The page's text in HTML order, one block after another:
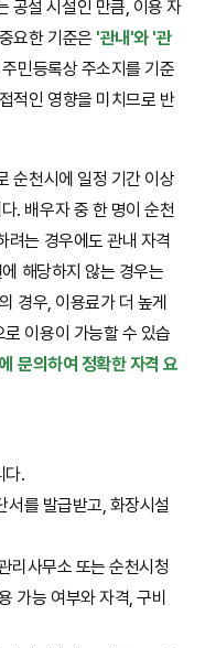
공설 시설인 만큼, 이용 자
요한 기준은 '관내'와 '관
민등록상 주소지를 기준
적인 영향을 미치므로 반
순천시에 일정 기간 이상
. 배우자 중 한 명이 순천
려는 경우에도 관내 자격
해당하지 않는 경우는
경우, 이용료가 더 높게
이용이 가능할 수 있습
문의하여 정확한 자격 요
다.
서를 발급받고, 화장시설
리사무소 또는 순천시청
가능 여부와 자격, 구비